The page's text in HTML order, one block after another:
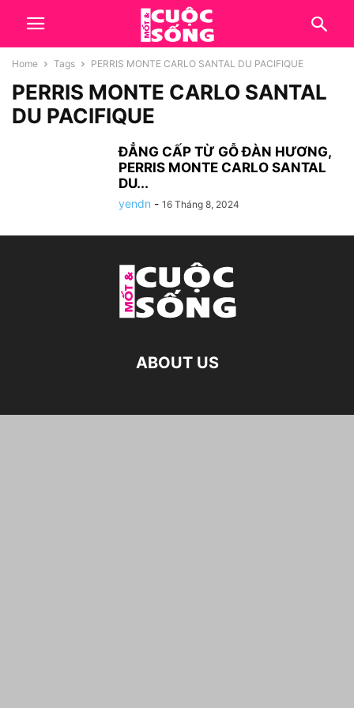
Home Tags PERRIS MONTE CARLO SANTAL DU PACIFIQUE
PERRIS MONTE CARLO SANTAL
DU PACIFIQUE
ĐẲNG CẤP TỪ GỖ ĐÀN HƯƠNG,
PERRIS MONTE CARLO SANTAL
DU...
yendn - 16 Tháng 8, 2024
ABOUT US